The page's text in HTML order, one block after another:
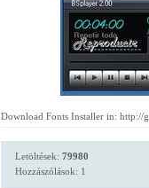
Download Fonts Installer in: http://
Letöltések: 79980
Hozzászólások: 1